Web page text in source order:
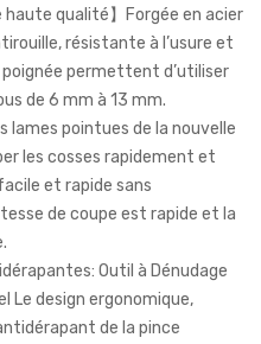
haute qualité】Forgée en acier
résistante à l’usure et
poignée permettent d’utiliser
de 6 mm à 13 mm.
lames pointues de la nouvelle
les cosses rapidement et
et rapide sans
de coupe est rapide et la
Outil à Dénudage
Le design ergonomique,
de la pince